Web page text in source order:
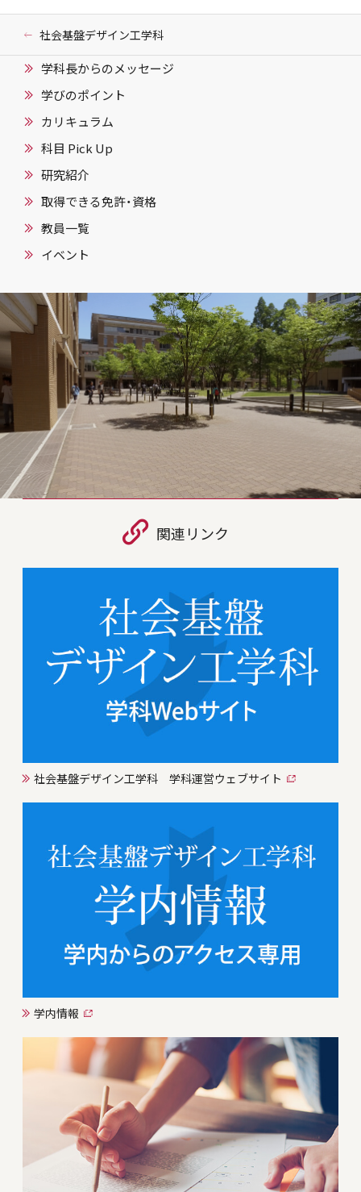
社会基盤デザイン工学科
学科長からのメッセージ
学びのポイント
カリキュラム
科目 Pick Up
研究紹介
取得できる免許・資格
教員一覧
イベント
関連リンク
社会基盤デザイン工学科 学科運営ウェブサイト
学内情報